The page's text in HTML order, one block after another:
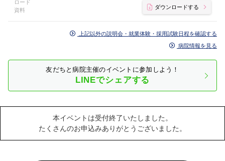
ロード
資料
ダウンロードする
上記以外の説明会・就業体験・採用試験日程を確認する
病院情報を見る
友だちと病院主催のイベントに参加しよう！
LINEでシェアする
本イベントは受付終了いたしました。
たくさんのお申込みありがとうございました。